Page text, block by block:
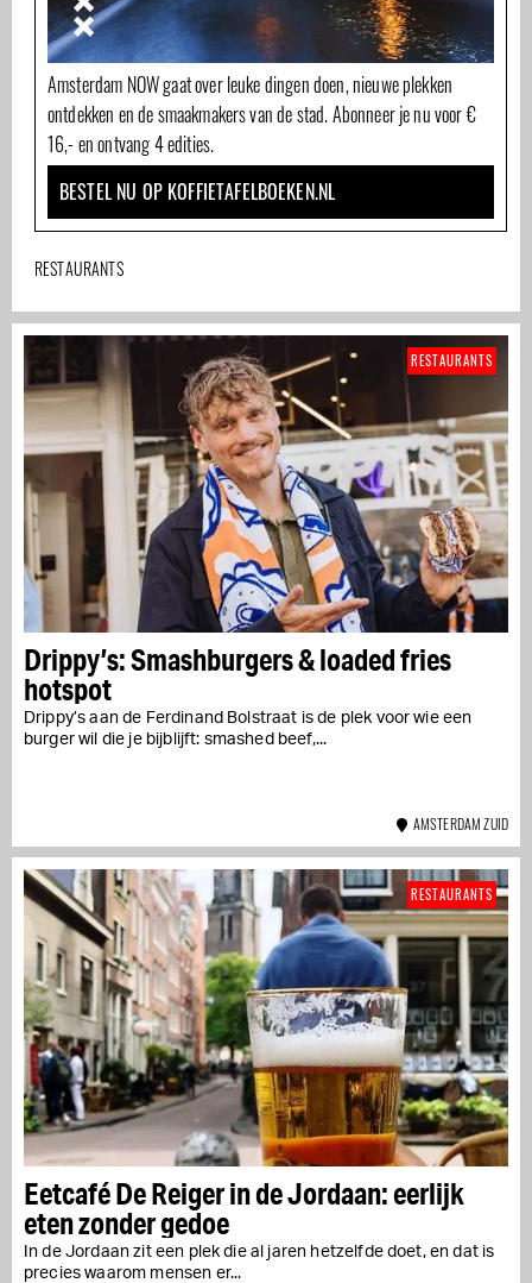
Amsterdam NOW gaat over leuke dingen doen, nieuwe plekken
ontdekken en de smaakmakers van de stad. Abonneer je nu voor €
16,- en ontvang 4 edities.
BESTEL NU OP KOFFIETAFELBOEKEN.NL
RESTAURANTS
Drippy’s: Smashburgers & loaded fries
hotspot
Drippy’s aan de Ferdinand Bolstraat is de plek voor wie een
burger wil die je bijblijft: smashed beef,...
RESTAURANTS
AMSTERDAM ZUID
Eetcafé De Reiger in de Jordaan: eerlijk
eten zonder gedoe
In de Jordaan zit een plek die al jaren hetzelfde doet, en dat is
precies waarom mensen er...
RESTAURANTS